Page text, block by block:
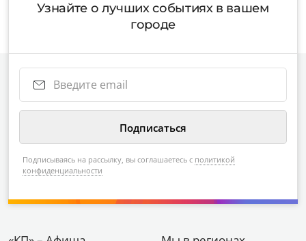
Узнайте о лучших событиях в вашем
городе
Подписываясь на рассылку, вы соглашаетесь с политикой
конфиденциальности